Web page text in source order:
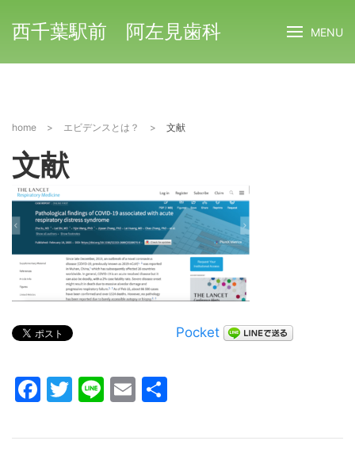
西千葉駅前 阿左見歯科 MENU
home > エビデンスとは？ > 文献
文献
Pocket
Facebook
Twitter
LineEmail